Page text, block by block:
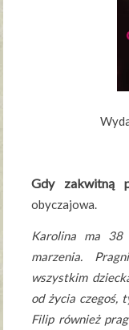
Gdy zakwitną
obyczajowa.
Karolina ma
marzenia.
wszystkim
od życia czegoś,
Filip również